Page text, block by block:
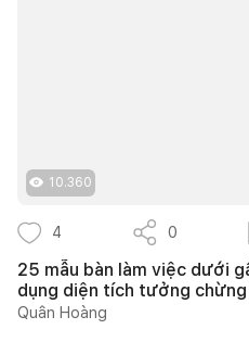
10.360
4 0
25 mẫu bàn làm việc dưới
dụng diện tích tưởng
Quân Hoàng